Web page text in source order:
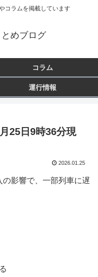
コラムを掲載しています
めブログ
コラム
運行情報
25日9時36分現
2026.01.25
影響で、一部列車に遅